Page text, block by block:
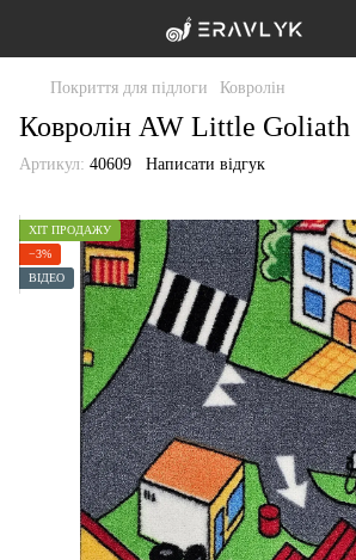
Покриття для підлоги Ковролін
Ковролін AW Little Goliath
Артикул: 40609 Написати відгук
ХІТ ПРОДАЖУ
−3%
ВІДЕО